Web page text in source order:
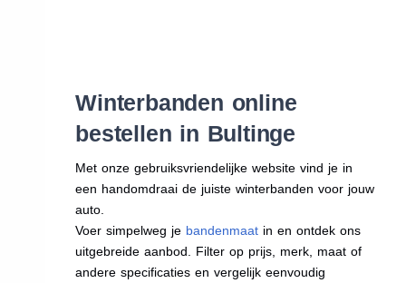
Winterbanden online
bestellen in Bultinge
Met onze gebruiksvriendelijke website vind je in
een handomdraai de juiste winterbanden voor jouw
auto.
Voer simpelweg je bandenmaat in en ontdek ons
uitgebreide aanbod. Filter op prijs, merk, maat of
andere specificaties en vergelijk eenvoudig